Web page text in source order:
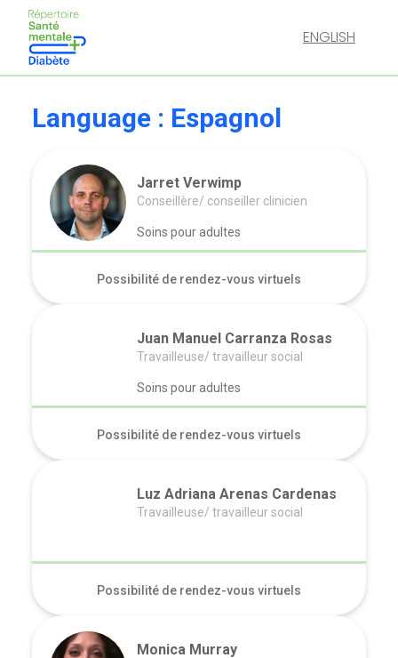
ENGLISH
Language : Espagnol
Jarret Verwimp
Conseillère/ conseiller clinicien
Soins pour adultes
Possibilité de rendez-vous virtuels
Juan Manuel Carranza Rosas
Travailleuse/ travailleur social
Soins pour adultes
Possibilité de rendez-vous virtuels
Luz Adriana Arenas Cardenas
Travailleuse/ travailleur social
Possibilité de rendez-vous virtuels
Monica Murray